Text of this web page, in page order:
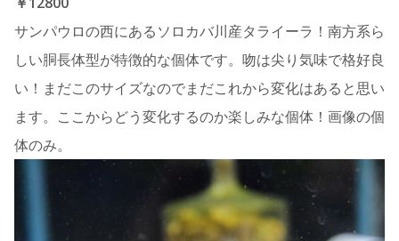
サンパウロの西にあるソロカバ川産タライーラ！南方系ら
しい胴長体型が特徴的な個体です。吻は尖り気味で格好良
い！まだこのサイズなのでまだこれから変化はあると思い
ます。ここからどう変化するのか楽しみな個体！画像の個
体のみ。